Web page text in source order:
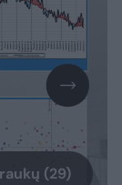
(29)